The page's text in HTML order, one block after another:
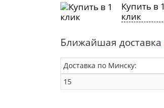
Купить в 1
клик
Ближайшая доставка
Доставка по Минску:
15